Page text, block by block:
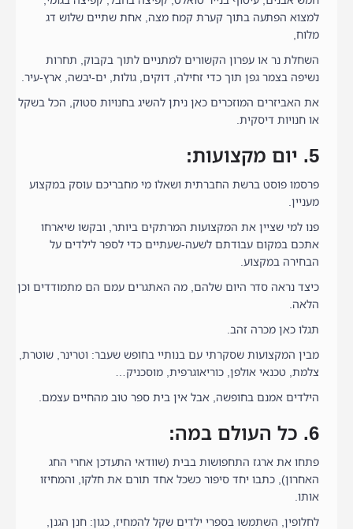
למצוא הפתעה בתוך קערת קמח מצה, אחת שתיים שלוש דג
מלוח,
השחלת נר או עפרון הקשורים למתניים לתוך בקבוק, תחרות
נשיפה בצמר גפן תוך כדי זחילה, דוקים, גולות, ים-יבשה, ארץ-עיר.
את האביזרים המוזכרים כאן ניתן להשיג בחנויות סטוק, הכל בשקל
או חנויות דיסקית.
5. יום מקצועות:
פרסמו פוסט ברשת החברתית ושאלו מי מחבריכם עוסק במקצוע
מעניין.
פנו למי שציין את המקצועות המרתקים ביותר, ובקשו שיארחו
אתכם במקום עבודתם לשעה-שעתיים כדי לספר לילדים על
הבחירה במקצוע.
כיצד נראה סדר היום שלהם, מה האתגרים עמם הם מתמודדים וכן
הלאה.
תגלו כאן מכרה זהב.
מבין המקצועות שסקרתי עם בנותיי בחופש שעבר: וטרינר, שוטרת,
צלמת, טכנאי אולפן, כוריאוגרפית, מוסכניק…
הילדים אמנם בחופשה, אבל אין בית ספר טוב מהחיים עצמם.
6. כל העולם במה:
פתחו את ארגז התחפושות בבית (שוודאי התעדכן אחרי החג
האחרון), כתבו יחד סיפור כשכל אחד תורם את חלקו, והמחיזו
אותו.
לחלופין, השתמשו בספרי ילדים שקל להמחיז, כגון: חנן הגנן,